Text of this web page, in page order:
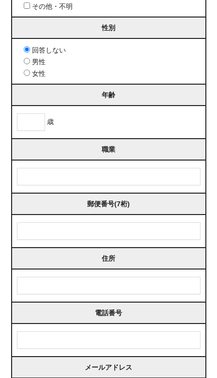
その他・不明
性別
回答しない
男性
女性
年齢
歳
職業
郵便番号(7桁)
住所
電話番号
メールアドレス